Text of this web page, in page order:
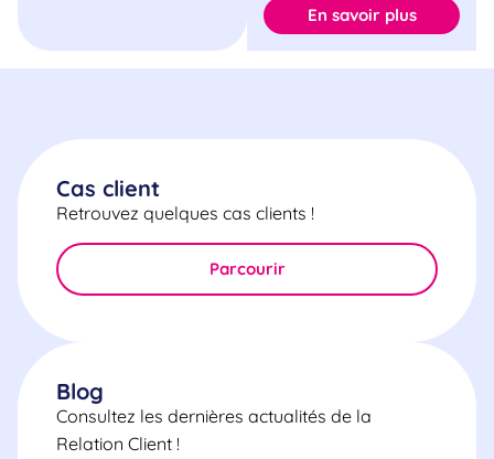
En savoir plus
Cas client
Retrouvez quelques cas clients !
Parcourir
Blog
Consultez les dernières actualités de la
Relation Client !